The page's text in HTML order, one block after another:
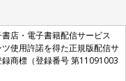
店・電子書籍配信サービス
使用許諾を得た正規版配信サ
商標（登録番号 第11091003